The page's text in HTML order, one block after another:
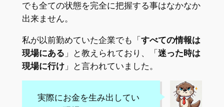
でも全ての状態を完全に把握する事はなかなか
出来ません。
私が以前勤めていた企業でも「すべての情報は
現場にある 」と教えられており、「迷った時は
現場に行け」と言われていました。
実際にお金を生み出してい